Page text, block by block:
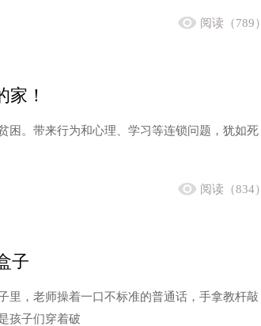
阅读（789）
家！
困。带来行为和心理、学习等连锁问题，犹如死
阅读（834）
子
里，老师操着一口不标准的普通话，手拿教杆敲
孩子们穿着破